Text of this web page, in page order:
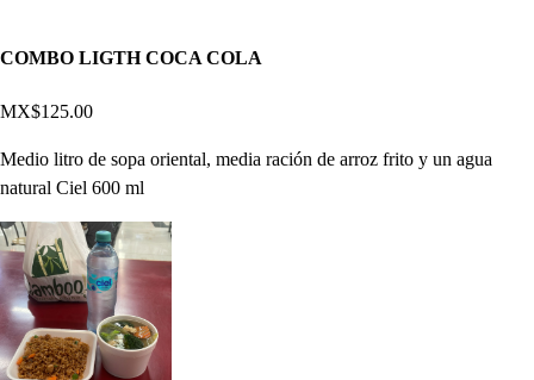
COMBO LIGTH COCA COLA
MX$125.00
Medio litro de sopa oriental, media ración de arroz frito y un agua
natural Ciel 600 ml